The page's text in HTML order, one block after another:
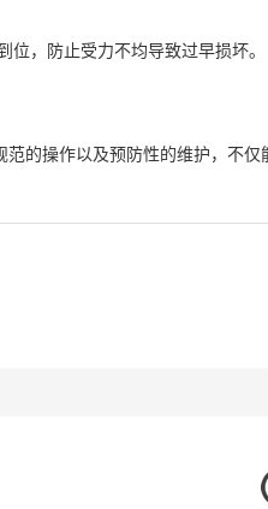
，防止受力不均导致过早损坏。
的操作以及预防性的维护，不